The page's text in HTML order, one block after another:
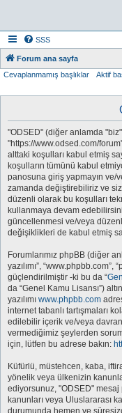
SSS
Forum ana sayfa
Cevaplanmamış başlıklar
Aktif
"ODSED" (diğer anlamda
"https://www.odsed.com/
alttaki koşulları kabul etmiş
koşulların tümünü kabul
panosuna giriş yapmayın ve/
zamanda değiştirebiliriz ve
düzenli olarak bu koşulları
kullanmaya devam
güncellenmesi ve/veya
değişiklikleri de kabul etmiş
Forumlarımız phpBB (diğer
yazılımı”, “www.phpbb.com”,
güçlendirilmiştir -ki bu da “
da “Genel Kamu Lisansı”)
yazılımı www.phpbb.com
internet tabanlı tartışmaları
edilebilir içerik ve/veya
vermediğimiz şeylerden
için, lütfen bu adrese bakın:
Küfürlü, müstehcen, kaba,
yönelik veya ülkenizin
ediyorsunuz, "ODSED" mesaj
kanunları veya Uluslararası
durumunda hemen ve